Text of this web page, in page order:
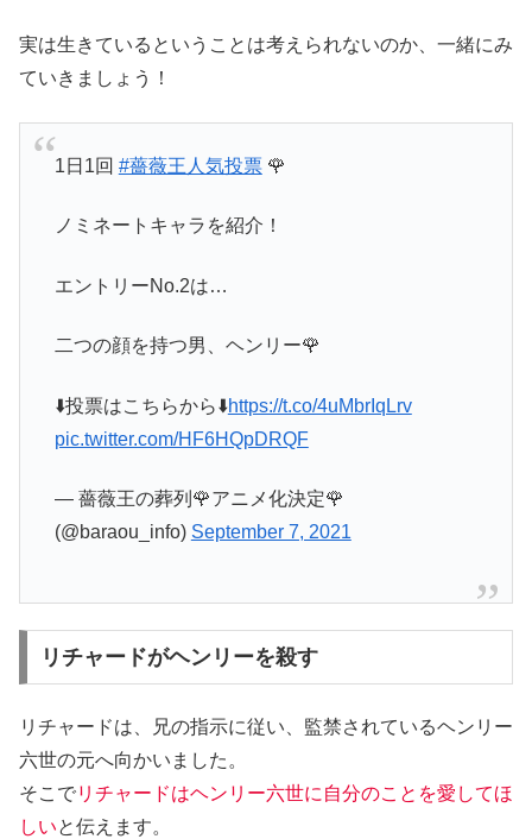
実は生きているということは考えられないのか、一緒にみ
ていきましょう！
1日1回 #薔薇王人気投票🌹
ノミネートキャラを紹介！
エントリーNo.2は…
二つの顔を持つ男、ヘンリー🌹
⬇️投票はこちらから⬇️https://t.co/4uMbrIqLrv
pic.twitter.com/HF6HQpDRQF
— 薔薇王の葬列🌹アニメ化決定🌹
(@baraou_info) September 7, 2021
リチャードがヘンリーを殺す
リチャードは、兄の指示に従い、監禁されているヘンリー
六世の元へ向かいました。
そこでリチャードはヘンリー六世に自分のことを愛してほ
しいと伝えます。